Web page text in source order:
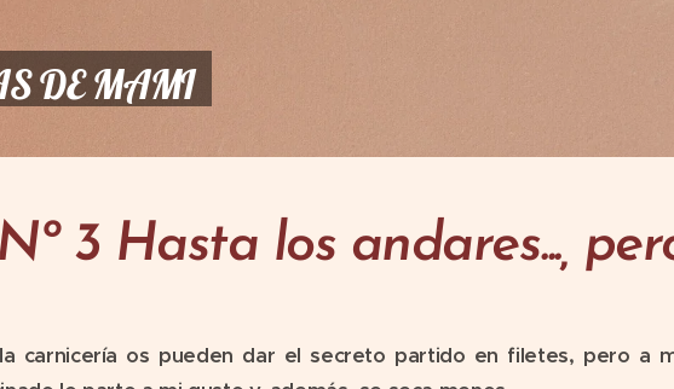
DE MAMI
Nº 3 Hasta los andares...,
carnicería os pueden dar el secreto partido en filetes, pero a